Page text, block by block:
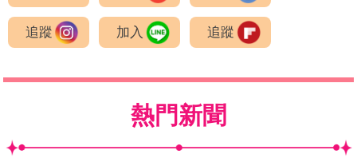
追蹤 加入 追蹤
熱門新聞